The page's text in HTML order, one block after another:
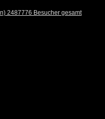
2487776 Besucher gesamt